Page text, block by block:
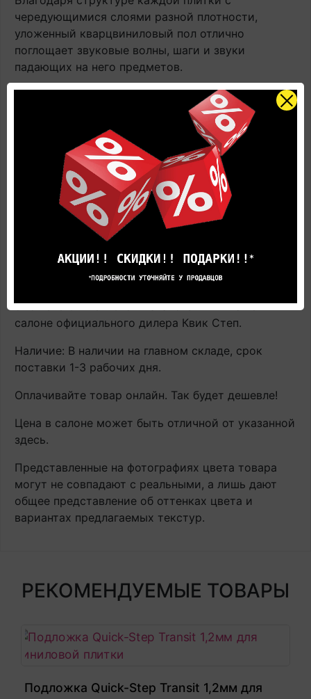
чередующимися слоями разной плотности,
уложенный кварцвиниловый пол отлично
поглощает звуковые волны, шаги и звуки
падающих на него предметов.
Кварцвиниловая плитка Quick-Step Alpha Vinyl
BLOS AVSPU40322 Дуб береговой песчаный,
виниловый ламинат производится с
интегрированной подложкой, которая
соответствует всем требованиям для ПВХ плитки.
А самое главное, такая подложка защищает
замки от циклических нагрузок, таких как
перемещение по полу мебели на колесиках.
Купить Кварцвиниловая плитка Quick-Step Alpha
Vinyl BLOS AVSPU40322 Дуб береговой
песчаный, виниловый ламинат с доставкой и
сможете Online в этом каталоге или в нашем
салоне официального дилера Квик Степ.
Наличие: В наличии на главном складе, срок
поставки 1-3 рабочих дня.
Оплачивайте товар онлайн. Так будет дешевле!
Цена в салоне может быть отличной от указанной
здесь.
Представленные на фотографиях цвета товара
могут не совпадают с реальными, а лишь дают
общее представление об оттенках цвета и
вариантах предлагаемых текстур.
РЕКОМЕНДУЕМЫЕ ТОВАРЫ
Подложка Quick-Step Transit 1,2мм для